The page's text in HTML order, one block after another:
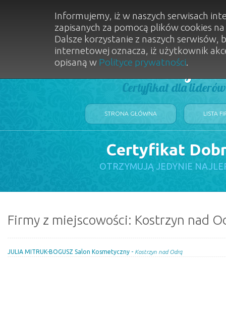
Dobry
Certyfikat dla
STRONA GŁÓWNA LISTA
Certyfikat
OTRZYMUJĄ JEDYNIE
Firmy z miejscowości: Kostrzyn nad
JULIA MITRUK-BOGUSZ Salon Kosmetyczny - Kostrzyn nad Odrą
Informujemy, iż w naszych serwisach
zapisanych za pomocą plików cookies
Dalsze korzystanie z naszych
internetowej oznacza, iż użytkownik
opisaną w Polityce prywatności.